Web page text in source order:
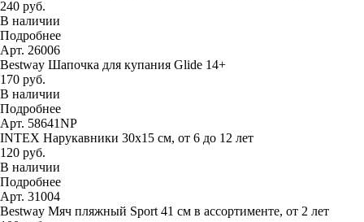
240 руб.
В наличии
Подробнее
Арт. 26006
Bestway Шапочка для купания Glide 14+
170 руб.
В наличии
Подробнее
Арт. 58641NP
INTEX Нарукавники 30х15 см, от 6 до 12 лет
120 руб.
В наличии
Подробнее
Арт. 31004
Bestway Мяч пляжный Sport 41 см в ассортименте, от 2 лет